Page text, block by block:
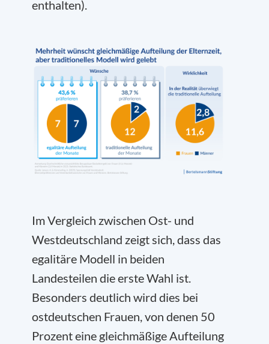
enthalten).
Im Vergleich zwischen Ost- und
Westdeutschland zeigt sich, dass das
egalitäre Modell in beiden
Landesteilen die erste Wahl ist.
Besonders deutlich wird dies bei
ostdeutschen Frauen, von denen 50
Prozent eine gleichmäßige Aufteilung